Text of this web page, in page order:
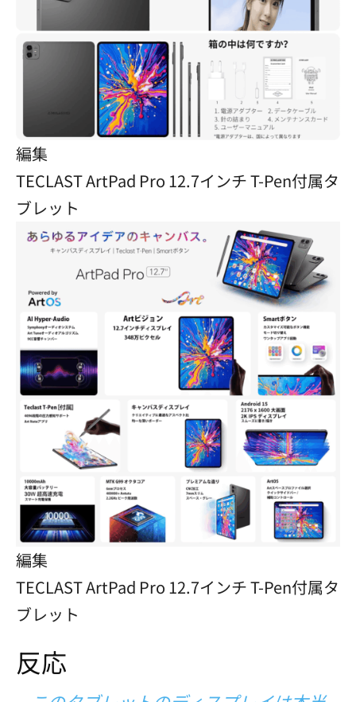
編集
TECLAST ArtPad Pro 12.7インチ T-Pen付属タ
ブレット
編集
TECLAST ArtPad Pro 12.7インチ T-Pen付属タ
ブレット
反応